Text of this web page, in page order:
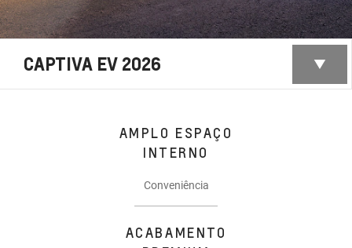
CAPTIVA EV 2026
AMPLO ESPAÇO
INTERNO
Conveniência
ACABAMENTO